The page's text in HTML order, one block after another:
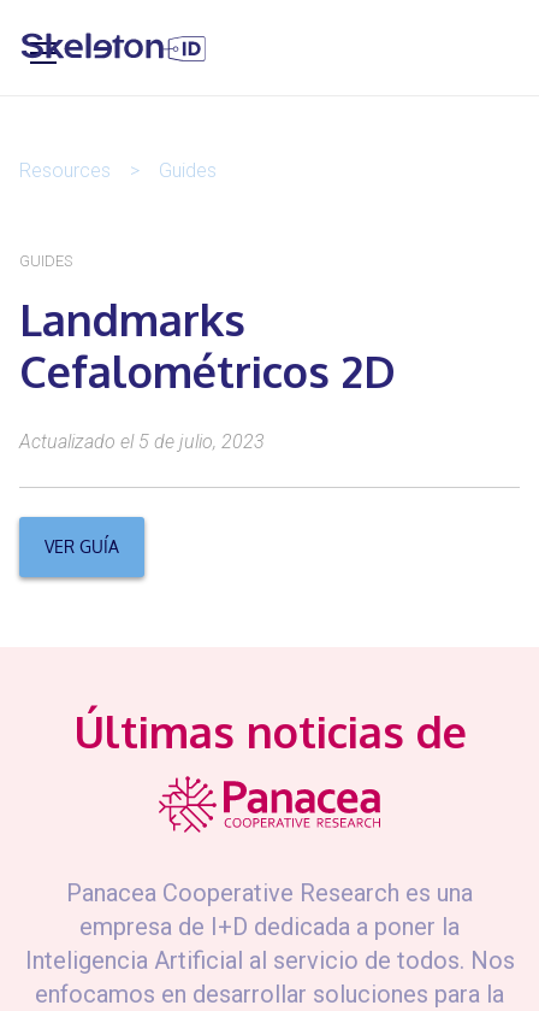
Resources > Guides
GUIDES
Landmarks
Cefalométricos 2D
Actualizado el 5 de julio, 2023
VER GUÍA
Últimas noticias de
Panacea Cooperative Research es una
empresa de I+D dedicada a poner la
Inteligencia Artificial al servicio de todos. Nos
enfocamos en desarrollar soluciones para la